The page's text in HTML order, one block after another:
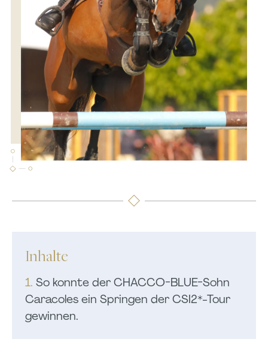
Inhalte
1. So konnte der CHACCO-BLUE-Sohn
Caracoles ein Springen der CSI2*-Tour
gewinnen.